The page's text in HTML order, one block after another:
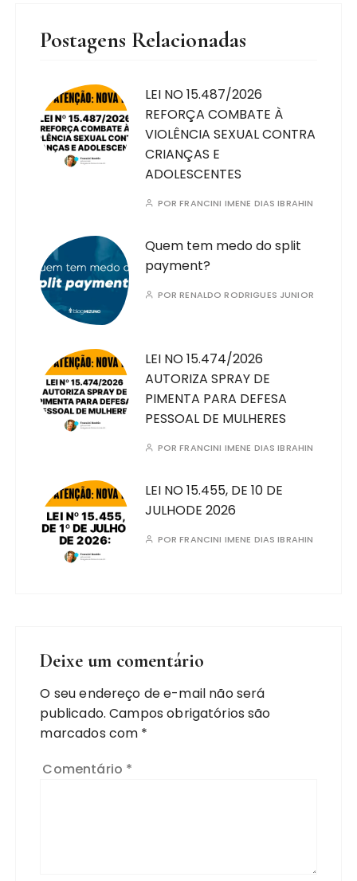
Postagens Relacionadas
LEI NO 15.487/2026
REFORÇA COMBATE À
VIOLÊNCIA SEXUAL CONTRA
CRIANÇAS E
ADOLESCENTES
PORFRANCINI IMENE DIAS IBRAHIN
Quem tem medo do split
payment?
PORRENALDO RODRIGUES JUNIOR
LEI NO 15.474/2026
AUTORIZA SPRAY DE
PIMENTA PARA DEFESA
PESSOAL DE MULHERES
PORFRANCINI IMENE DIAS IBRAHIN
LEI NO 15.455, DE 10 DE
JULHODE 2026
PORFRANCINI IMENE DIAS IBRAHIN
Deixe um comentário
O seu endereço de e-mail não será
publicado. Campos obrigatórios são
marcados com *
Comentário *